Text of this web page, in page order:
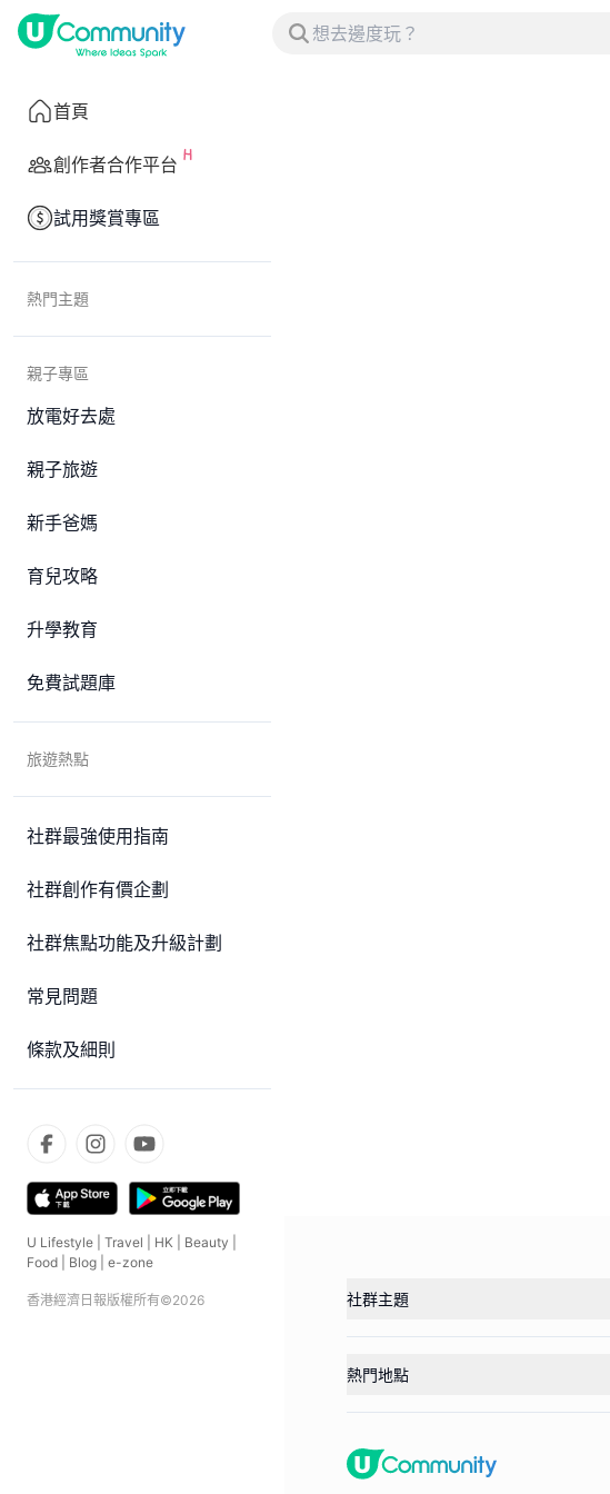
首頁
創作者合作平台
試用獎賞專區
熱門主題
親子專區
放電好去處
親子旅遊
新手爸媽
育兒攻略
升學教育
免費試題庫
旅遊熱點
社群最強使用指南
社群創作有價企劃
社群焦點功能及升級計劃
常見問題
條款及細則
U Lifestyle Travel HK Beauty
Food
Blog e-zone
香港經濟日報版權所有©2026 社群主題
熱門地點